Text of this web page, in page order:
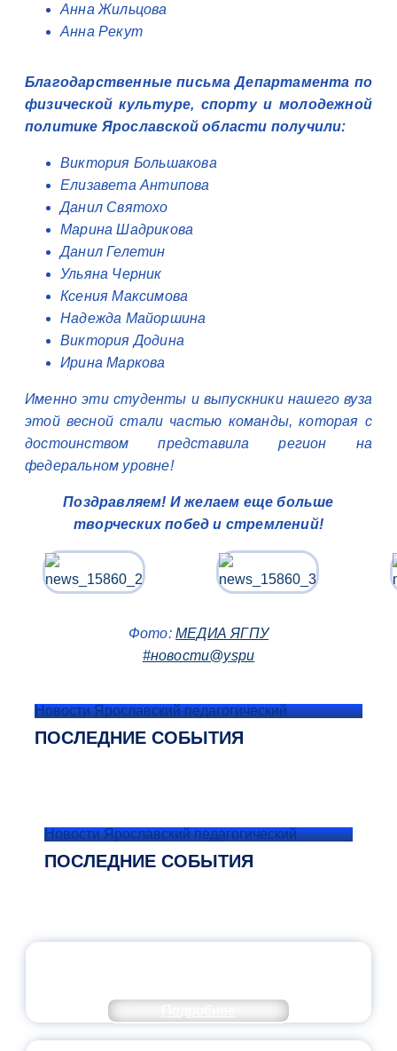
Анна Жильцова
Анна Рекут
Благодарственные письма Департамента по
физической культуре, спорту и молодежной
политике Ярославской области получили:
Виктория Большакова
Елизавета Антипова
Данил Святохо
Марина Шадрикова
Данил Гелетин
Ульяна Черник
Ксения Максимова
Надежда Майоршина
Виктория Додина
Ирина Маркова
Именно эти студенты и выпускники нашего вуза
этой весной стали частью команды, которая с
достоинством представила регион на
федеральном уровне!
Поздравляем! И желаем еще больше
творческих побед и стремлений!
Фото:МЕДИА ЯГПУ
#новости@yspu
Новости Ярославский педагогический
ПОСЛЕДНИЕ СОБЫТИЯ
Новости Ярославский педагогический
ПОСЛЕДНИЕ СОБЫТИЯ